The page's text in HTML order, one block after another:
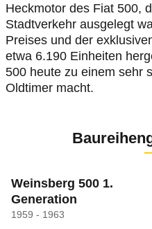
Heckmotor des Fiat 500,
Stadtverkehr ausgelegt
Preises und der
etwa 6.190 Einheiten
500 heute zu einem sehr
Oldtimer macht.
Weinsberg 500 1.
Generation
1959 - 1963